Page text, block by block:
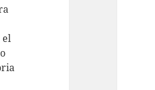
el